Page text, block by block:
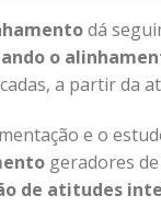
dá
o
a partir da
e o
geradores
de atitudes